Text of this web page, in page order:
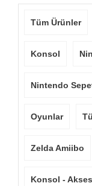
Tüm Ürünler
Konsol
Nintendo
Oyunlar
Zelda Amiibo
Konsol -